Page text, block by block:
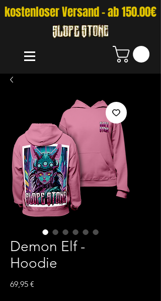
kostenloser Versand - ab 150.00€
Demon Elf -
Hoodie
69,95 €